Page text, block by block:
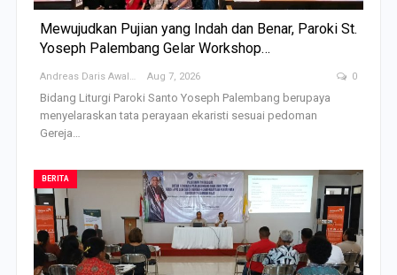
Mewujudkan Pujian yang Indah dan Benar, Paroki St.
Yoseph Palembang Gelar Workshop…
Andreas Daris Awalistyo Aug 7, 2026 0
Bidang Liturgi Paroki Santo Yoseph Palembang berupaya
menyelaraskan tata perayaan ekaristi sesuai pedoman
Gereja…
BERITA